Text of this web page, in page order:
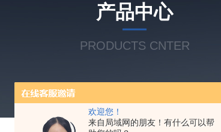
欢迎您！
来自局域网的朋友！有什么可以帮
产品中心
PRODUCTS CNTER